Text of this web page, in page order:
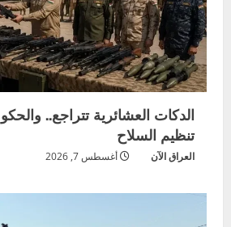
الدكات العشائرية تتراجع..
تنظيم السلاح
العراق الآن أغسطس 7, 2026